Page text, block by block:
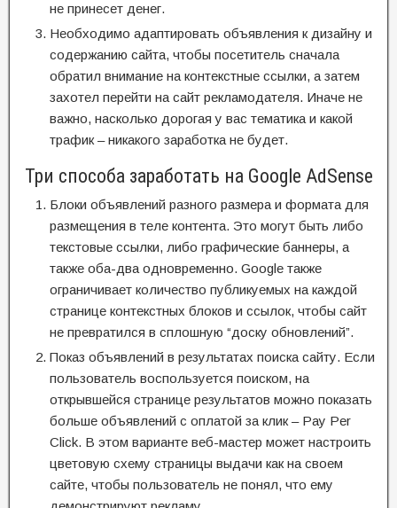
не принесет денег.
Необходимо адаптировать объявления к дизайну и
содержанию сайта, чтобы посетитель сначала
обратил внимание на контекстные ссылки, а затем
захотел перейти на сайт рекламодателя. Иначе не
важно, насколько дорогая у вас тематика и какой
трафик – никакого заработка не будет.
Три способа заработать на Google AdSense
Блоки объявлений разного размера и формата для
размещения в теле контента. Это могут быть либо
текстовые ссылки, либо графические баннеры, а
также оба-два одновременно. Google также
ограничивает количество публикуемых на каждой
странице контекстных блоков и ссылок, чтобы сайт
не превратился в сплошную “доску обновлений”.
Показ объявлений в результатах поиска сайту. Если
пользователь воспользуется поиском, на
открывшейся странице результатов можно показать
больше объявлений с оплатой за клик – Pay Per
Click. В этом варианте веб-мастер может настроить
цветовую схему страницы выдачи как на своем
сайте, чтобы пользователь не понял, что ему